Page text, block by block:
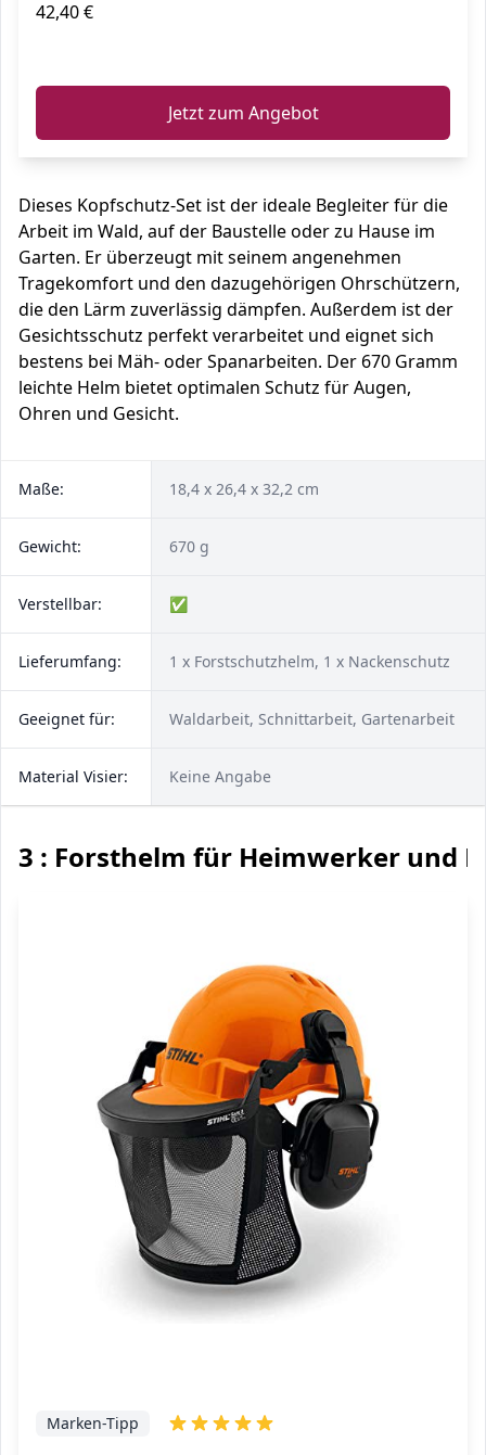
42,40 €
Jetzt zum Angebot
Dieses Kopfschutz-Set ist der ideale Begleiter für die
Arbeit im Wald, auf der Baustelle oder zu Hause im
Garten. Er überzeugt mit seinem angenehmen
Tragekomfort und den dazugehörigen Ohrschützern,
die den Lärm zuverlässig dämpfen. Außerdem ist der
Gesichtsschutz perfekt verarbeitet und eignet sich
bestens bei Mäh- oder Spanarbeiten. Der 670 Gramm
leichte Helm bietet optimalen Schutz für Augen,
Ohren und Gesicht.
Maße: 18,4 x 26,4 x 32,2 cm
Gewicht: 670 g
Verstellbar: ✅
Lieferumfang: 1 x Forstschutzhelm, 1 x Nackenschutz
Geeignet für: Waldarbeit, Schnittarbeit, Gartenarbeit
Material Visier: Keine Angabe
3 : Forsthelm für Heimwerker und
Marken-Tipp